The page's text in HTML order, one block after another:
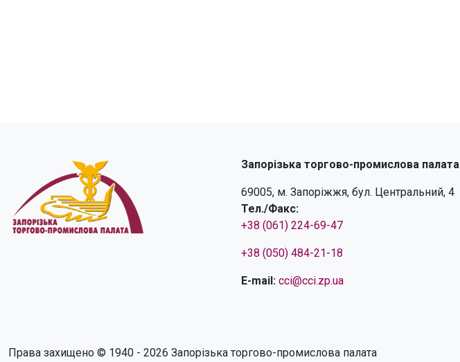
Запорізька торгово-промислова палата
69005, м. Запоріжжя, бул. Центральний, 4
Тел./Факс:
+38 (061) 224-69-47
+38 (050) 484-21-18
E-mail: cci@cci.zp.ua
Права захищено © 1940 - 2026 Запорізька торгово-промислова палата